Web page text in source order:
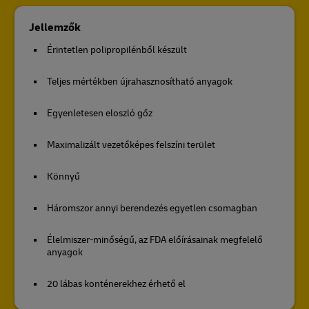
Jellemzők
Érintetlen polipropilénből készült
Teljes mértékben újrahasznosítható anyagok
Egyenletesen eloszló gőz
Maximalizált vezetőképes felszíni terület
Könnyű
Háromszor annyi berendezés egyetlen csomagban
Élelmiszer-minőségű, az FDA előírásainak megfelelő
anyagok
20 lábas konténerekhez érhető el